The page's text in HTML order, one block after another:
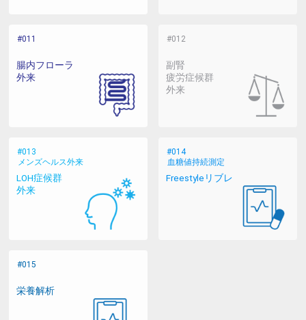
腸内フローラ
外来
副腎
疲労症候群
外来
LOH症候群
外来
メンズヘルス外来
Freestyleリブレ
血糖値持続測定
栄養解析